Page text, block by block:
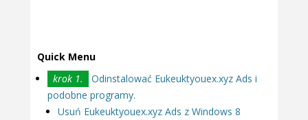
Quick Menu
krok 1.
Odinstalować Eukeuktyouex.xyz Ads i
podobne programy.
Usuń Eukeuktyouex.xyz Ads z Windows 8